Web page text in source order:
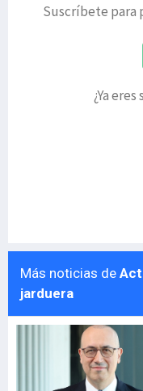
Suscríbete para
¿Ya
Más noticias de
jarduera